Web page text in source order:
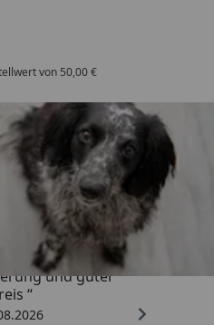
von 50,00 €
Shops
4,73/ 5
und guter
“